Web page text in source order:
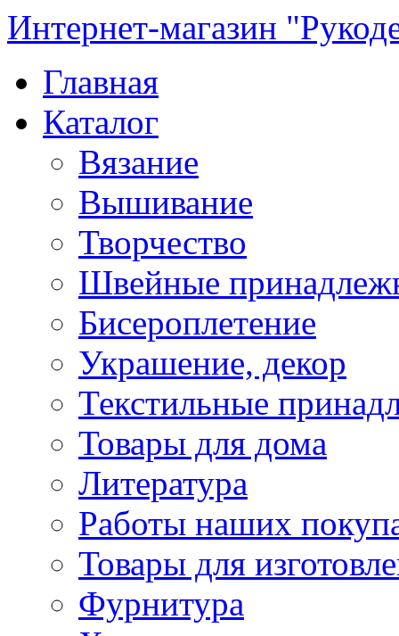
Интернет-магазин
Главная
Каталог
Вязание
Вышивание
Творчество
Швейные
Бисероплетение
Украшение, декор
Текстильные
Товары для дома
Литература
Работы наших
Товары для
Фурнитура